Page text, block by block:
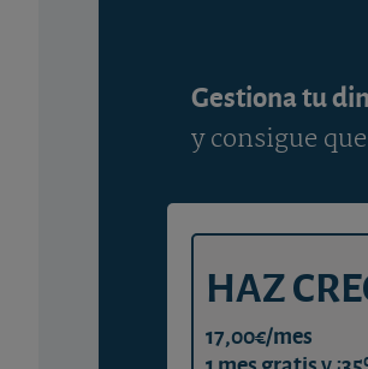
Gestiona tu
y consigue
HAZ
17,00€/mes